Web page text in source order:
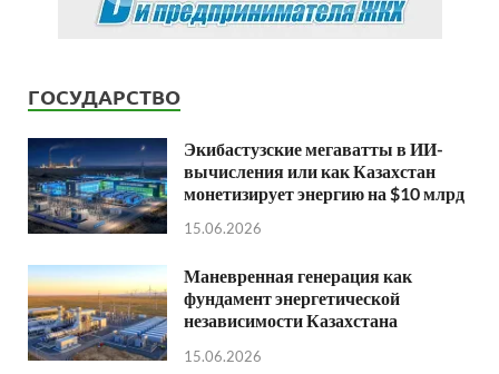
ГОСУДАРСТВО
Экибастузские мегаватты в ИИ-
вычисления или как Казахстан
монетизирует энергию на $10 млрд
15.06.2026
Маневренная генерация как
фундамент энергетической
независимости Казахстана
15.06.2026